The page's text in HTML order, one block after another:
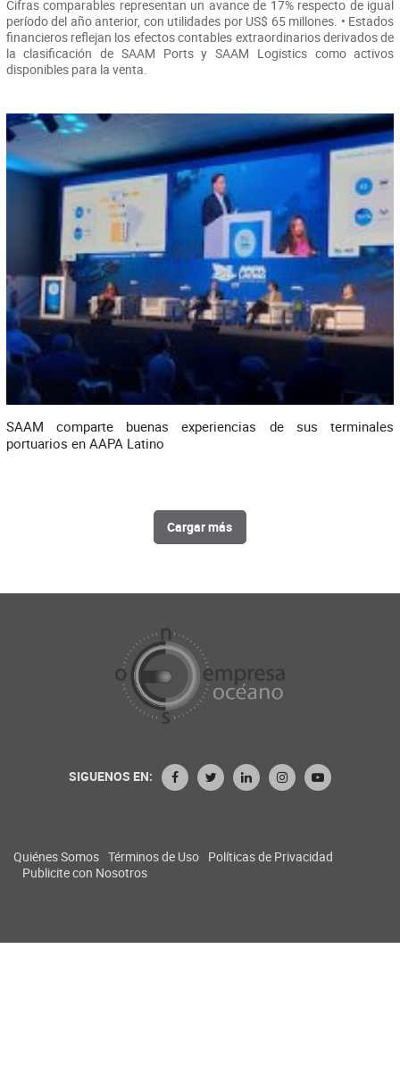
Cifras comparables representan un avance de 17% respecto de igual
período del año anterior, con utilidades por US$ 65 millones. • Estados
financieros reflejan los efectos contables extraordinarios derivados de
la clasificación de SAAM Ports y SAAM Logistics como activos
disponibles para la venta.
SAAM comparte buenas experiencias de sus terminales
portuarios en AAPA Latino
Cargar más
SIGUENOS EN:
Quiénes Somos Términos de Uso Políticas de Privacidad
Publicite con Nosotros